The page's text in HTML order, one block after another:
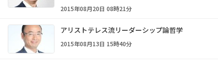
2015年08月20日 08時21分
アリストテレス流リーダーシップ論哲学
2015年08月13日 15時40分